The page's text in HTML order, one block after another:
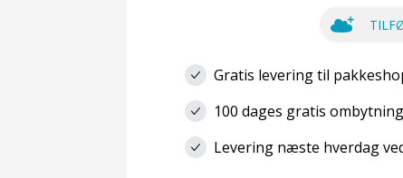
Gratis levering til
100 dages gratis ombytning
Levering næste hverdag